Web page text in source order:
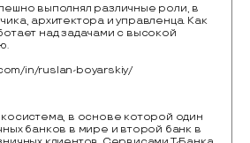
выполнял различные роли, в
архитектора и управленца. Как
над задачами с высокой
in/ruslan-boyarskiy/
в основе которой один
банков в мире и второй банк в